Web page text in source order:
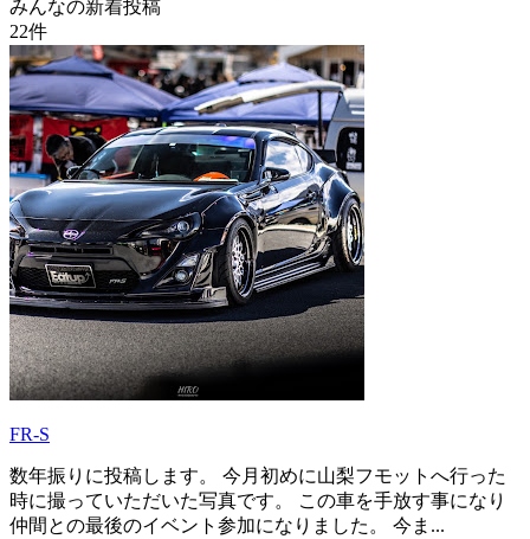
みんなの新着投稿
22件
FR-S
数年振りに投稿します。 今月初めに山梨フモットへ行った
時に撮っていただいた写真です。 この車を手放す事になり
仲間との最後のイベント参加になりました。 今ま...